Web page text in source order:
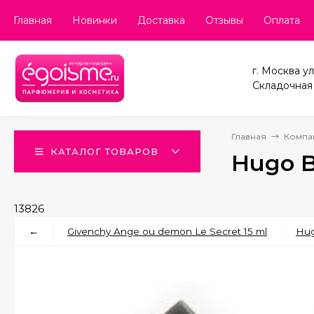
Главная Новинки Доставка Отзывы Оплата
г. Москва
Складочная
КАТАЛОГ ТОВАРОВ
Главная
Hugo
13826
← Givenchy Ange ou demon Le Secret 15 ml